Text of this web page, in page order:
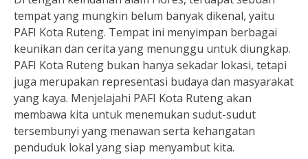
tempat yang mungkin belum banyak dikenal, yaitu
PAFI Kota Ruteng. Tempat ini menyimpan berbagai
keunikan dan cerita yang menunggu untuk diungkap.
PAFI Kota Ruteng bukan hanya sekadar lokasi, tetapi
juga merupakan representasi budaya dan masyarakat
yang kaya. Menjelajahi PAFI Kota Ruteng akan
membawa kita untuk menemukan sudut-sudut
tersembunyi yang menawan serta kehangatan
penduduk lokal yang siap menyambut kita.